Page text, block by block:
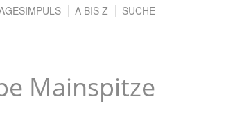
Mainspitze
A BIS Z SUCHE